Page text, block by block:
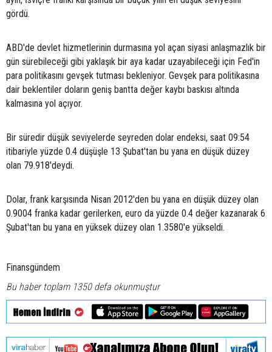
gördü.
ABD'de devlet hizmetlerinin durmasına yol açan siyasi anlaşmazlık bir
gün sürebileceği gibi yaklaşık bir aya kadar uzayabileceği için Fed'in
para politikasını gevşek tutması bekleniyor. Gevşek para politikasına
dair beklentiler doların geniş bantta değer kaybı baskısı altında
kalmasına yol açıyor.
Bir süredir düşük seviyelerde seyreden dolar endeksi, saat 09:54
itibariyle yüzde 0.4 düşüşle 13 Şubat'tan bu yana en düşük düzey
olan 79.918'deydi.
Dolar, frank karşısında Nisan 2012'den bu yana en düşük düzey olan
0.9004 franka kadar gerilerken, euro da yüzde 0.4 değer kazanarak 6
Şubat'tan bu yana en yüksek düzey olan 1.3580'e yükseldi.
Finansgündem
Bu haber toplam 1350 defa okunmuştur